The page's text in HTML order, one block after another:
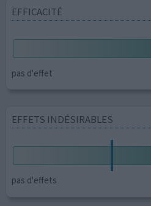
EFFICACITÉ
pas d'effet
EFFETS INDÉSIRABLES
pas d'effets